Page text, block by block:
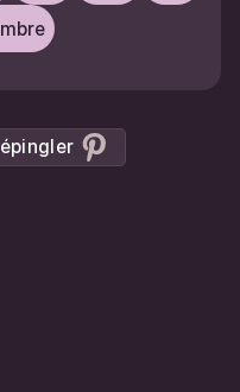
épingler